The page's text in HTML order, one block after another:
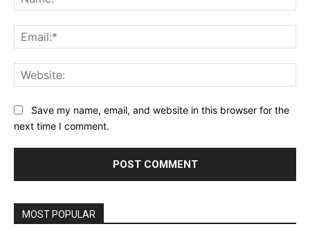
Save my name, email, and website in this browser for the
next time I comment.
MOST POPULAR